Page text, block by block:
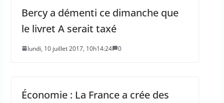
Bercy a démenti ce dimanche que
le livret A serait taxé
lundi, 10 juillet 2017, 10h14:24 0
Économie : La France a crée des